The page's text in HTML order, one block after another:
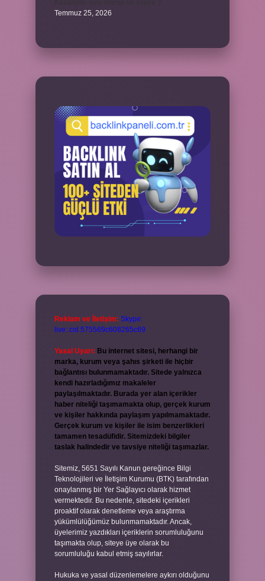
Temmuz 25, 2026
Reklam ve İletişim: Skype:
live:.cid.575569c608265c69
Yasal Uyarı: Bu internet sitesi, herhangi bir
marka, kurum veya şahıs şirketi ile hiçbir
bağlantısı bulunmamaktadır. Sitede yalnızca
kendi hazırladığımız makaleler
paylaşılmaktadır. Burada yer alan içerikler
haber niteliği taşımamakta olup, gerçek kurum
ve kişiler hakkında paylaşım yapılmamaktadır.
Gerçek kurum ve kişiler ile isim benzerlikleri
tamamen tesadüfidir. Sitemizdeki bilgiler
taslak halindedir ve tavsiye niteliği taşımazlar.
Sitemiz, 5651 Sayılı Kanun gereğince Bilgi
Teknolojileri ve İletişim Kurumu (BTK) tarafından
onaylanmış bir Yer Sağlayıcı olarak hizmet
vermektedir. Bu nedenle, sitedeki içerikleri
proaktif olarak denetleme veya araştırma
yükümlülüğümüz bulunmamaktadır. Ancak,
üyelerimiz yazdıkları içeriklerin sorumluluğunu
taşımakta olup, siteye üye olarak bu
sorumluluğu kabul etmiş sayılırlar.
Hukuka ve yasal düzenlemelere aykırı olduğunu